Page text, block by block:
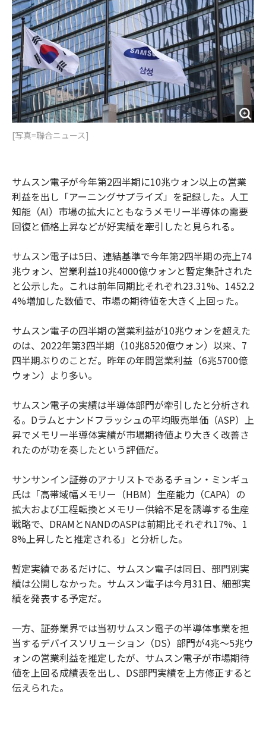
[写真=聯合ニュース]
サムスン電子が今年第2四半期に10兆ウォン以上の営業
利益を出し「アーニングサプライズ」を記録した。人工
知能（AI）市場の拡大にともなうメモリー半導体の需要
回復と価格上昇などが好実績を牽引したと見られる。
サムスン電子は5日、連結基準で今年第2四半期の売上74
兆ウォン、営業利益10兆4000億ウォンと暫定集計された
と公示した。これは前年同期比それぞれ23.31%、1452.2
4%増加した数値で、市場の期待値を大きく上回った。
サムスン電子の四半期の営業利益が10兆ウォンを超えた
のは、2022年第3四半期（10兆8520億ウォン）以来、7
四半期ぶりのことだ。昨年の年間営業利益（6兆5700億
ウォン）より多い。
サムスン電子の実績は半導体部門が牽引したと分析され
る。Dラムとナンドフラッシュの平均販売単価（ASP）上
昇でメモリー半導体実績が市場期待値より大きく改善さ
れたのが功を奏したという評価だ。
サンサンイン証券のアナリストであるチョン・ミンギュ
氏は「高帯域幅メモリー（HBM）生産能力（CAPA）の
拡大および工程転換とメモリー供給不足を誘導する生産
戦略で、DRAMとNANDのASPは前期比それぞれ17%、1
8%上昇したと推定される」と分析した。
暫定実績であるだけに、サムスン電子は同日、部門別実
績は公開しなかった。サムスン電子は今月31日、細部実
績を発表する予定だ。
一方、証券業界では当初サムスン電子の半導体事業を担
当するデバイスソリューション（DS）部門が4兆～5兆ウ
ォンの営業利益を推定したが、サムスン電子が市場期待
値を上回る成績表を出し、DS部門実績を上方修正すると
伝えられた。